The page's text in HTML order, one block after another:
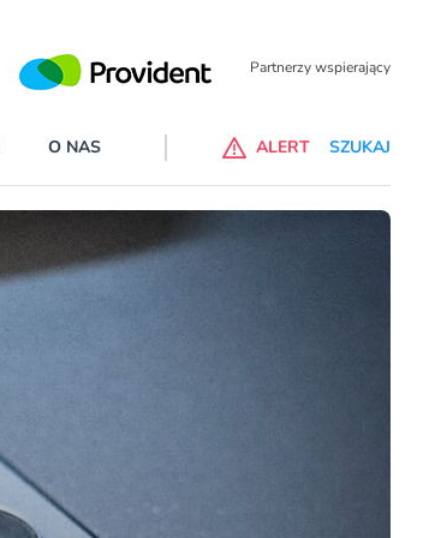
Partnerzy wspierający
Go dla klientów Revoluta. Nowy benefit we
i Plus – z usługi będzie można korzsytać za
O NAS ALERT SZUKAJ